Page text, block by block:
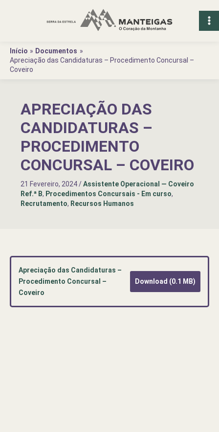
Início
Documentos
Apreciação das Candidaturas – Procedimento Concursal –
Coveiro
APRECIAÇÃO DAS
CANDIDATURAS –
PROCEDIMENTO
CONCURSAL – COVEIRO
21 Fevereiro, 2024/Assistente Operacional — Coveiro
Ref.ª B, Procedimentos Concursais - Em curso,
Recrutamento, Recursos Humanos
Apreciação das Candidaturas –
Procedimento Concursal –
Coveiro
Download (0.1 MB)